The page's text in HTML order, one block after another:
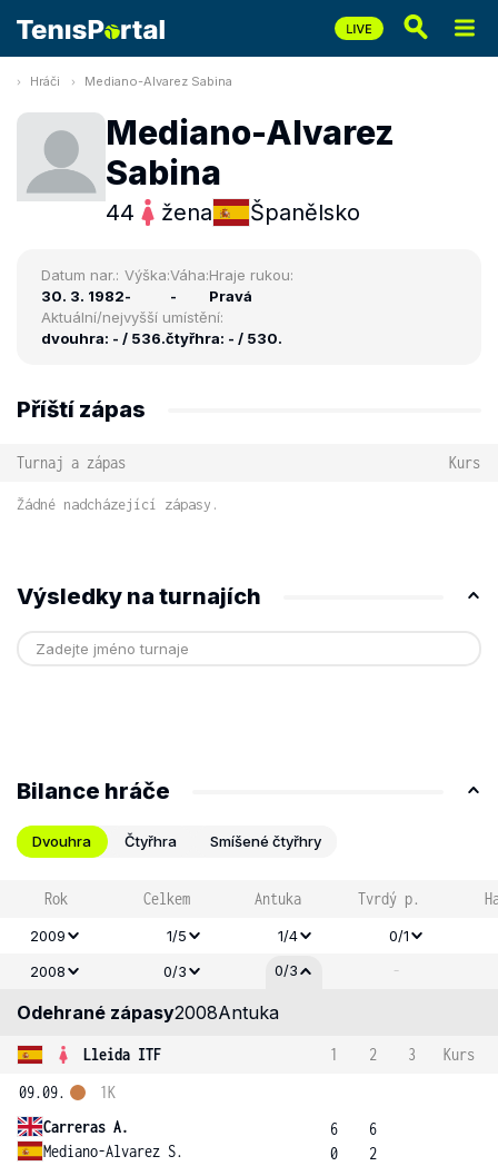
Hráči Mediano-Alvarez Sabina
Mediano-Alvarez
Sabina
44 žena Španělsko
Datum nar.:
30. 3. 1982
Výška:
-
Váha:
-
Hraje rukou:
Pravá
Aktuální/nejvyšší umístění:
dvouhra: - / 536.čtyřhra: - / 530.
Příští zápas
Turnaj a zápas Kurs
Žádné nadcházející zápasy.
Výsledky na turnajích
Bilance hráče
Dvouhra Čtyřhra Smíšené čtyřhry
Rok Celkem Antuka Tvrdý p.
2009 1/5 1/4
0/1
2008
0/3 0/3 -
Odehrané zápasy2008Antuka
Lleida ITF 1 2 3
Kurs
09.09.
Carreras A.
Mediano-Alvarez S.
1K
6
0
6
2